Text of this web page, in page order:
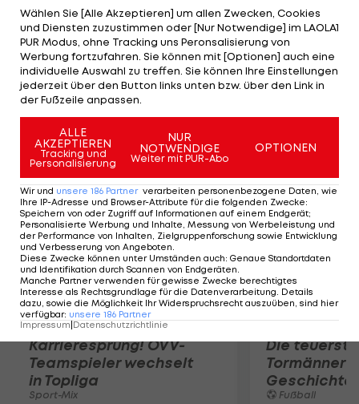
sportlichen Perspektiven sind sehr groß", so der
40-Jährige. Sportdirektor Ralf Rangnick freut sich:
"Eine absolute Verstärkung!" Der bisherige
Geschäftsführer Peter Vogl beendet seine
Tätigkeit, bleibt dem Verein aber als Anwalt und
Berater erhalten.
Mehr zum Thema
Karrieresprung! ÖVV-
Teamspieler wechselt
in Topliga
Sport-Mix
Die
Tormänner
Geschichte
Fußball
Wählen Sie [Alle Akzeptieren] um allen Zwecken, Cookies
und Diensten zuzustimmen oder [Nur Notwendige] im LAOLA1
PUR Modus, ohne Tracking uns Peronsalisierung von
Werbung fortzufahren. Sie können mit [Optionen] auch eine
individuelle Auswahl zu treffen. Sie können Ihre Einstellungen
jederzeit über den Button links unten bzw. über den Link in
der Fußzeile anpassen.
ALLE
AKZEPTIEREN
Tracking und
Personalisierung
NUR
NOTWENDIGE
Weiter mit PUR-Abo
OPTIONEN
Wir und unsere 186 Partner verarbeiten personenbezogene Daten, wie
Ihre IP-Adresse und Browser-Attribute für die folgenden Zwecke:
Speichern von oder Zugriff auf Informationen auf einem Endgerät;
Personalisierte Werbung und Inhalte, Messung von Werbeleistung und
der Performance von Inhalten, Zielgruppenforschung sowie Entwicklung
und Verbesserung von Angeboten.
Diese Zwecke können unter Umständen auch: Genaue Standortdaten
und Identifikation durch Scannen von Endgeräten.
Manche Partner verwenden für gewisse Zwecke berechtigtes
Interesse als Rechtsgrundlage für die Datenverarbeitung. Details
dazu, sowie die Möglichkeit Ihr Widerspruchsrecht auszuüben, sind hier
verfügbar: unsere 186 Partner
Impressum Datenschutzrichtlinie